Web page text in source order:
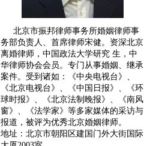
北京市振邦律师事务所婚姻律师事
务部负责人、首席律师宋健。 资深北京
离婚律师 ，中国政法大学研究 生，中
华律师协会会员。专门从事婚姻、继承
案件。受到诸如：《中央电视台》、
《北京电视台》、《中国日报》、《环
球时报》、《北京法制晚报》、《南风
窗》、《法学家》等多家媒体的采访与
报道，被评为优秀北京婚姻律师。
地址：北京市朝阳区建国门外大街国际